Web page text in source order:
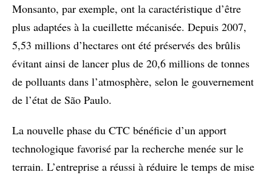
Monsanto, par exemple, ont la caractéristique d’être
plus adaptées à la cueillette mécanisée. Depuis 2007,
5,53 millions d’hectares ont été préservés des brûlis
évitant ainsi de lancer plus de 20,6 millions de tonnes
de polluants dans l’atmosphère, selon le gouvernement
de l’état de São Paulo.
La nouvelle phase du CTC bénéficie d’un apport
technologique favorisé par la recherche menée sur le
terrain. L’entreprise a réussi à réduire le temps de mise